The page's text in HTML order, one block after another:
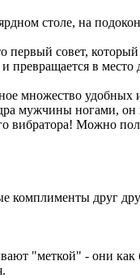
столе, на
первый совет,
превращается в место
множество удобных
мужчины ногами, он
вибратора! Можно
друг
"меткой" - они